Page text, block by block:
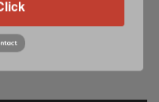
détection laser de
mines en surface